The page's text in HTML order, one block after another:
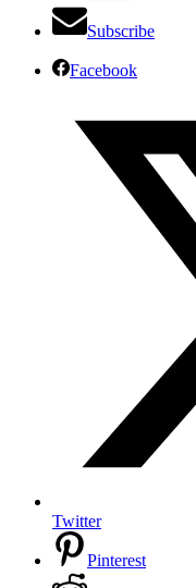
Subscribe
Facebook
Twitter
Pinterest